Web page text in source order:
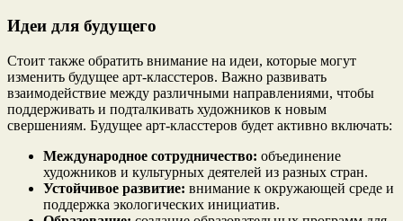
Идеи для будущего
Стоит также обратить внимание на идеи, которые могут
изменить будущее арт-класстеров. Важно развивать
взаимодействие между различными направлениями, чтобы
поддерживать и подталкивать художников к новым
свершениям. Будущее арт-класстеров будет активно включать:
Международное сотрудничество: объединение
художников и культурных деятелей из разных стран.
Устойчивое развитие: внимание к окружающей среде и
поддержка экологических инициатив.